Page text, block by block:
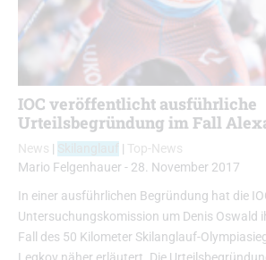
IOC veröffentlicht ausführliche
Urteilsbegründung im Fall
News | | Top-News
Mario Felgenhauer - 28. November 2017
In einer ausführlichen Begründung hat die
Untersuchungskomission um Denis Oswald
Fall des 50 Kilometer Skilanglauf-